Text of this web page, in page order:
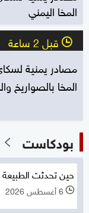
المخا اليمني
l قبل 2 ساعة
مصادر يمنية
المخا بالصواريخ
بودكاست
حين تحدثت
l 6 أغسطس 2026